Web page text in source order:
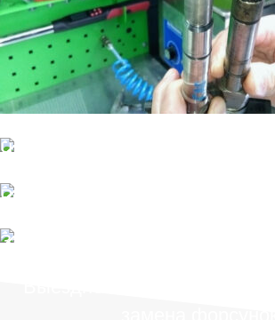
Чистка форсунок
Регулировка форсунок
Замена форсунок